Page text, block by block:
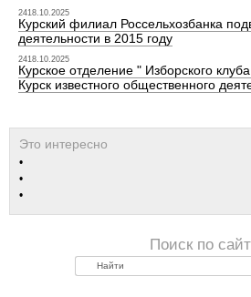
2418.10.2025
Курский филиал Россельхозбанка
деятельности в 2015 году
2418.10.2025
Курское отделение " Изборского
Курск известного общественного
Найти